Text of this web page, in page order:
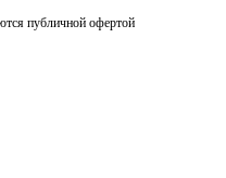
публичной офертой